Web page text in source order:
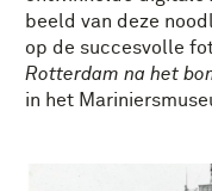
beeld van deze
op de succesvolle
Rotterdam na het
in het